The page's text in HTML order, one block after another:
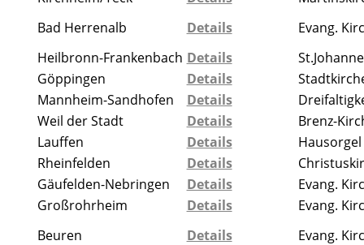
Bad Herrenalb
Details
Evang.
Heilbronn-Frankenbach Details
Göppingen
Details
Mannheim-Sandhofen
Details
Weil der Stadt
Details
Brenz-
Lauffen
Details
Hausorgel
Rheinfelden
Details
Gäufelden-Nebringen
Details
Evang.
Großrohrheim
Details
Evang.
Beuren
Details
Evang.